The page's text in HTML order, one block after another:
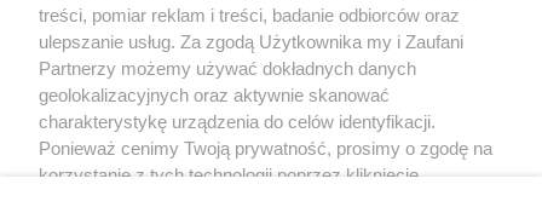
O nas
treści, pomiar reklam i treści, badanie odbiorców oraz
ulepszanie usług. Za zgodą Użytkownika my i Zaufani
Partnerzy możemy używać dokładnych danych
geolokalizacyjnych oraz aktywnie skanować
charakterystykę urządzenia do celów identyfikacji.
Ponieważ cenimy Twoją prywatność, prosimy o zgodę na
korzystanie z tych technologii poprzez kliknięcie